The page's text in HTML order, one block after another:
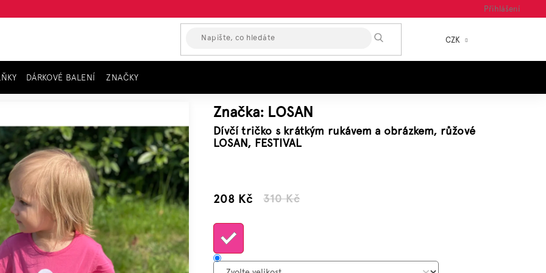
CZK
Přihlášení
DÁRKOVÉ BALENÍ ZNAČKY
Dívčí tričko s krátkým rukávem a obrázkem, růžové
LOSAN, FESTIVAL
Značka: LOSAN
310 Kč
208 Kč Měrná